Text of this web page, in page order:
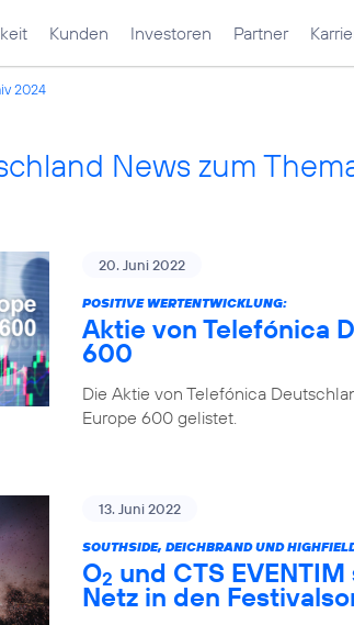
Kunden Investoren Partner
2024
News zum
20. Juni 2022
POSITIVE WERTENTWICKLUNG:
Aktie von Telefónica
600
Die Aktie von Telefónica
Europe 600 gelistet.
13. Juni 2022
SOUTHSIDE, DEICHBRAND UND
O2 und CTS
Netz in den